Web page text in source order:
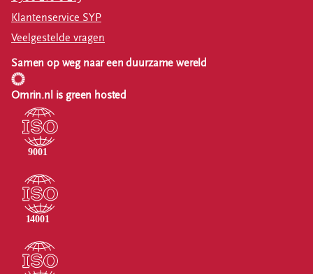
Digestaat Drooginstallatie Harlingen - Medio
2027
Klantenservice SYP
Veelgestelde vragen
Samen op weg naar een duurzame wereld
Omrin.nl is green hosted